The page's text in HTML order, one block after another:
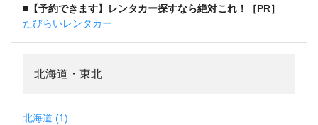
■【予約できます】レンタカー探すなら絶対これ！［PR］
たびらいレンタカー
北海道・東北
北海道 (1)